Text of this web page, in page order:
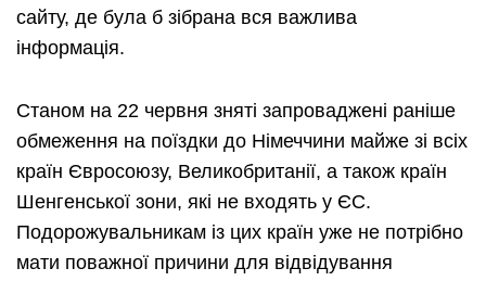
сайту, де була б зібрана вся важлива
інформація.
Станом на 22 червня зняті запроваджені раніше
обмеження на поїздки до Німеччини майже зі всіх
країн Євросоюзу, Великобританії, а також країн
Шенгенської зони, які не входять у ЄС.
Подорожувальникам із цих країн уже не потрібно
мати поважної причини для відвідування